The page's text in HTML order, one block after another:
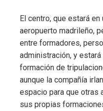
El centro, que estará
aeropuerto madrileño,
entre formadores,
administración, y
formación de
aunque la compañía
espacio para que otras
sus propias